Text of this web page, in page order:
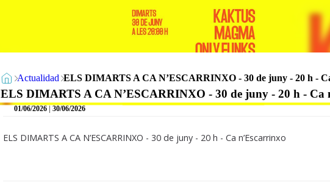
Actualidad ELS DIMARTS A CA N’ESCARRINXO - 30 de juny - 20 h -
ELS DIMARTS A CA N’ESCARRINXO - 30 de juny - 20 h - Ca
01/06/2026|30/06/2026
ELS DIMARTS A CA N’ESCARRINXO - 30 de juny - 20 h - Ca n’Escarrinxo